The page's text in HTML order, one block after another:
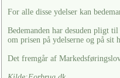
For alle disse ydelser kan
Bedemanden har desuden pligt
om prisen på ydelserne og på sit
Det fremgår af